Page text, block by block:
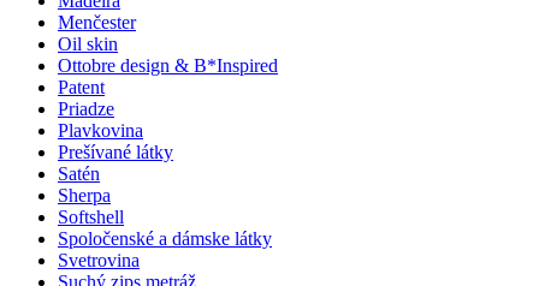
Menčester
Oil skin
Ottobre design & B*Inspired
Patent
Priadze
Plavkovina
Prešívané látky
Satén
Sherpa
Softshell
Spoločenské a dámske látky
Svetrovina